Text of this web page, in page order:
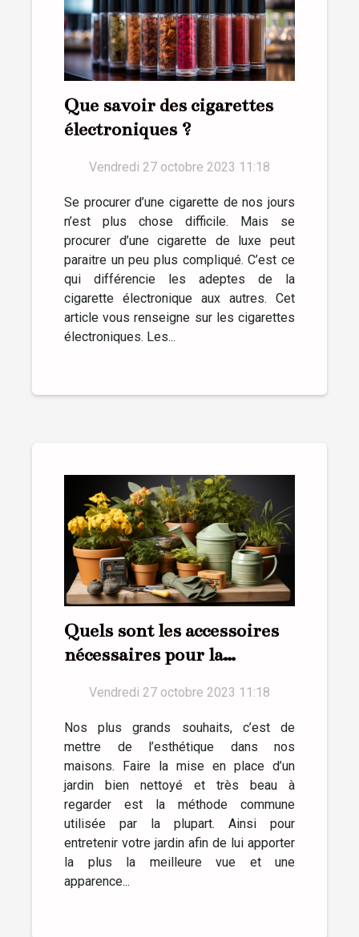
Que savoir des cigarettes
électroniques ?
Vendredi 27 octobre 2023 11:18
Se procurer d’une cigarette de nos jours
n’est plus chose difficile. Mais se
procurer d’une cigarette de luxe peut
paraitre un peu plus compliqué. C’est ce
qui différencie les adeptes de la
cigarette électronique aux autres. Cet
article vous renseigne sur les cigarettes
électroniques. Les...
Quels sont les accessoires
nécessaires pour la
Vendredi 27 octobre 2023 11:18
Nos plus grands souhaits, c’est de
mettre de l’esthétique dans nos
maisons. Faire la mise en place d’un
jardin bien nettoyé et très beau à
regarder est la méthode commune
utilisée par la plupart. Ainsi pour
entretenir votre jardin afin de lui apporter
la plus la meilleure vue et une
apparence...